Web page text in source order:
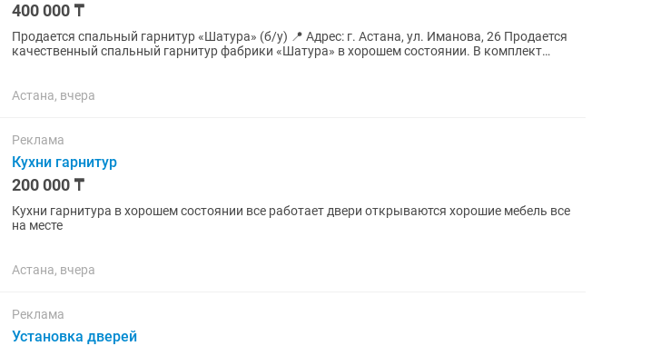
400 000 ₸
Продается спальный гарнитур «Шатура» (б/у) 📍 Адрес: г. Астана, ул. Иманова, 26 Продается
качественный спальный гарнитур фабрики «Шатура» в хорошем состоянии. В комплект
Астана, вчера
Реклама
Кухни гарнитур
200 000 ₸
Кухни гарнитура в хорошем состоянии все работает двери открываются хорошие мебель все
на месте
Астана, вчера
Реклама
Установка дверей